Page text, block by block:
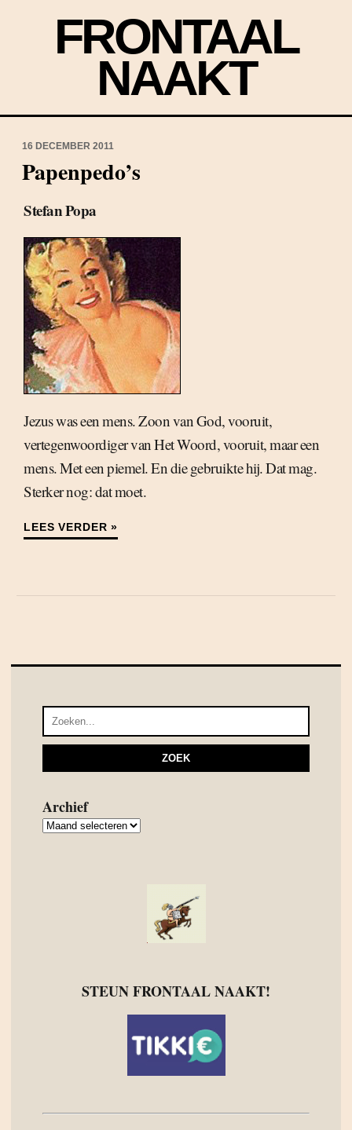
FRONTAAL
NAAKT
16 DECEMBER 2011
Papenpedo’s
Stefan Popa
Jezus was een mens. Zoon van God, vooruit,
vertegenwoordiger van Het Woord, vooruit, maar een
mens. Met een piemel. En die gebruikte hij. Dat mag.
Sterker nog: dat moet.
LEES VERDER »
Archief
Archief
STEUN FRONTAAL NAAKT!